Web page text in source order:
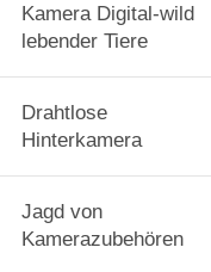
Kamera Digital-wild
lebender Tiere
Drahtlose
Hinterkamera
Jagd von
Kamerazubehören